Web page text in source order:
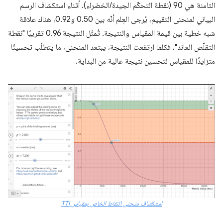
الثامنة هي 90 (نقطة التحكّم الجيدة/الخضراء). أثناء استكشاف الرسم
البياني لمنحنى التقييم، يُرجى العِلم أنّه بين 0.50 و0.92، هناك علاقة
شبه خطية بين قيمة المقياس والنتيجة. تُمثّل النتيجة 0.96 تقريبًا "نقطة
التقلّص العائد"، فكلما ارتفعت النتيجة، يبتعد المنحنى، ما يتطلّب تحسينًا
متزايدًا للمقياس لتحسين نتيجة عالية من البداية.
استكشاف منحنى النقاط الخاص بمقياس TTI